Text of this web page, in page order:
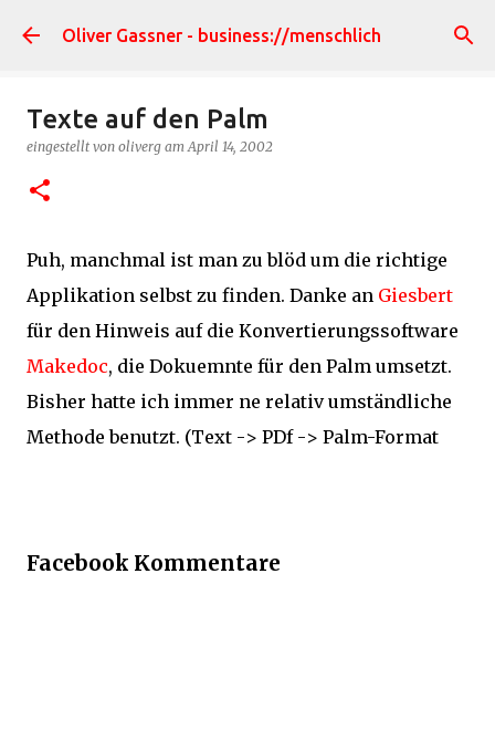
Direkt zum Hauptbereich
Oliver Gassner - business://menschlich
Texte auf den Palm
eingestellt von oliverg amApril 14, 2002
Puh, manchmal ist man zu blöd um die richtige
Applikation selbst zu finden. Danke an Giesbert
für den Hinweis auf die Konvertierungssoftware
Makedoc, die Dokuemnte für den Palm umsetzt.
Bisher hatte ich immer ne relativ umständliche
Methode benutzt. (Text -> PDf -> Palm-Format
Facebook Kommentare